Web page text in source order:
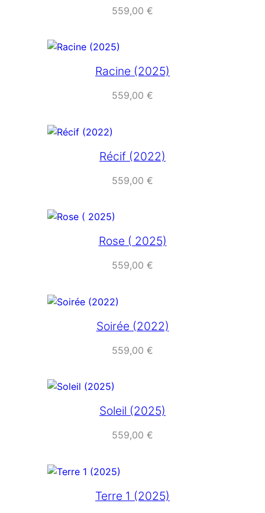
559,00 €
Racine (2025)
559,00 €
Récif (2022)
559,00 €
Rose ( 2025)
559,00 €
Soirée (2022)
559,00 €
Soleil (2025)
559,00 €
Terre 1 (2025)